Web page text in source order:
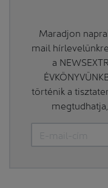
Maradjon
mail
a
történik a